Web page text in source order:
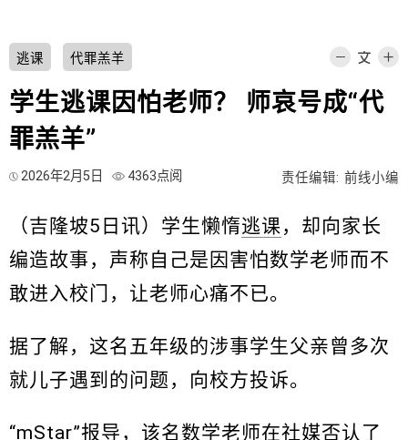
逃课 代罪羔羊
学生逃课因怕老师？ 师哀号成“代
罪羔羊”
2026年2月5日 4363点阅 责任编辑: 前线小编
（吉隆坡5日讯）学生懒惰逃课 ，却向家长
编造故事，声称自己是因害怕数学老师而不
敢进入校门，让老师心痛不已。
据了解，这名五年级的涉事学生父亲曾多次
就儿子遇到的问题，向校方投诉。
“mStar”报导，该名数学老师在社媒否认了